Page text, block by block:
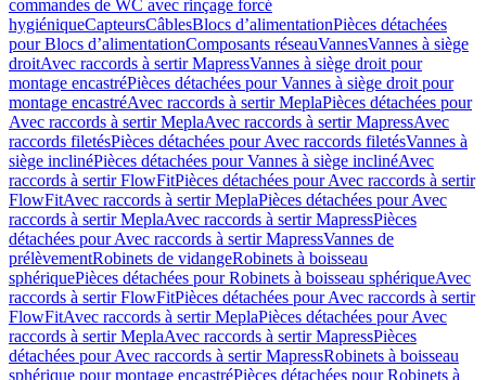
commandes de WC avec rinçage forcé
hygiéniqueCapteursCâblesBlocs d’alimentationPièces détachées
pour Blocs d’alimentationComposants réseauVannesVannes à siège
droitAvec raccords à sertir MapressVannes à siège droit pour
montage encastréPièces détachées pour Vannes à siège droit pour
montage encastréAvec raccords à sertir MeplaPièces détachées pour
Avec raccords à sertir MeplaAvec raccords à sertir MapressAvec
raccords filetésPièces détachées pour Avec raccords filetésVannes à
siège inclinéPièces détachées pour Vannes à siège inclinéAvec
raccords à sertir FlowFitPièces détachées pour Avec raccords à sertir
FlowFitAvec raccords à sertir MeplaPièces détachées pour Avec
raccords à sertir MeplaAvec raccords à sertir MapressPièces
détachées pour Avec raccords à sertir MapressVannes de
prélèvementRobinets de vidangeRobinets à boisseau
sphériquePièces détachées pour Robinets à boisseau sphériqueAvec
raccords à sertir FlowFitPièces détachées pour Avec raccords à sertir
FlowFitAvec raccords à sertir MeplaPièces détachées pour Avec
raccords à sertir MeplaAvec raccords à sertir MapressPièces
détachées pour Avec raccords à sertir MapressRobinets à boisseau
sphérique pour montage encastréPièces détachées pour Robinets à